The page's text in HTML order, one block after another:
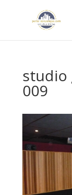
studio
009